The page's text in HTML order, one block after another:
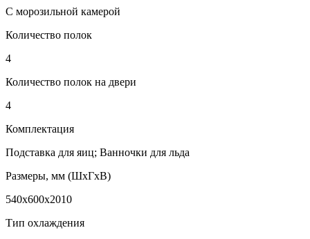
С морозильной камерой
Количество полок
4
Количество полок на двери
4
Комплектация
Подставка для яиц; Ванночки для льда
Размеры, мм (ШхГхВ)
540x600x2010
Тип охлаждения